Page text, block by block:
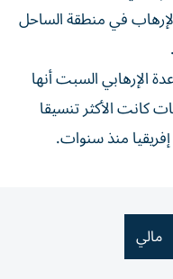
في منطقة الساحل
الإرهابي السبت أنها
الأكثر تنسيقا
منذ سنوات.
مالي